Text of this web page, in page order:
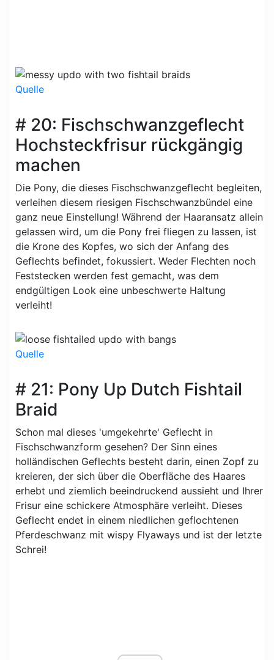
Quelle
# 20: Fischschwanzgeflecht
Hochsteckfrisur rückgängig
machen
Die Pony, die dieses Fischschwanzgeflecht begleiten,
verleihen diesem riesigen Fischschwanzbündel eine
ganz neue Einstellung! Während der Haaransatz allein
gelassen wird, um die Pony frei fliegen zu lassen, ist
die Krone des Kopfes, wo sich der Anfang des
Geflechts befindet, fokussiert. Weder Flechten noch
Feststecken werden fest gemacht, was dem
endgültigen Look eine unbeschwerte Haltung
verleiht!
Quelle
# 21: Pony Up Dutch Fishtail
Braid
Schon mal dieses 'umgekehrte' Geflecht in
Fischschwanzform gesehen? Der Sinn eines
holländischen Geflechts besteht darin, einen Zopf zu
kreieren, der sich über die Oberfläche des Haares
erhebt und ziemlich beeindruckend aussieht und Ihrer
Frisur eine schickere Atmosphäre verleiht. Dieses
Geflecht endet in einem niedlichen geflochtenen
Pferdeschwanz mit wispy Flyaways und ist der letzte
Schrei!